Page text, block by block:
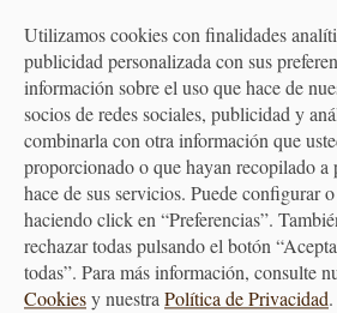
Color Negro/gris.
Utilizamos cookies con finalidades
publicidad personalizada con sus
información sobre el uso que hace de
socios de redes sociales, publicidad y
combinarla con otra información que
proporcionado o que hayan recopilado a
hace de sus servicios. Puede configurar
haciendo click en “Preferencias”.
rechazar todas pulsando el botón
todas”. Para más información, consulte
Cookiesy nuestra Política de Privacidad.